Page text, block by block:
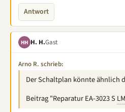
Antwort
HH H. H.Gast
Arno R. schrieb:
Der Schaltplan könnte ähnlich
Beitrag "Reparatur EA-3023 S